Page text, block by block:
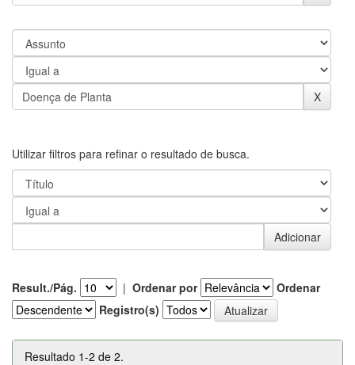
Utilizar filtros para refinar o resultado de busca.
Result./Pág. | Ordenar por
Ordenar
Registro(s)
Resultado 1-2 de 2.